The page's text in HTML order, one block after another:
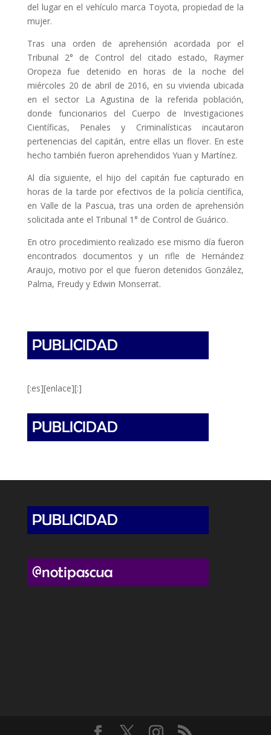
del lugar en el vehículo marca Toyota, propiedad de la
mujer.
Tras una orden de aprehensión acordada por el
Tribunal 2° de Control del citado estado, Raymer
Oropeza fue detenido en horas de la noche del
miércoles 20 de abril de 2016, en su vivienda ubicada
en el sector La Agustina de la referida población,
donde funcionarios del Cuerpo de Investigaciones
Científicas, Penales y Criminalísticas incautaron
pertenencias del capitán, entre ellas un flover. En este
hecho también fueron aprehendidos Yuan y Martínez.
Al día siguiente, el hijo del capitán fue capturado en
horas de la tarde por efectivos de la policía científica,
en Valle de la Pascua, tras una orden de aprehensión
solicitada ante el Tribunal 1° de Control de Guárico.
En otro procedimiento realizado ese mismo día fueron
encontrados documentos y un rifle de Hernández
Araujo, motivo por el que fueron detenidos González,
Palma, Freudy y Edwin Monserrat.
[:es][enlace][:]